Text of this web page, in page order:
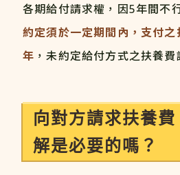
各期給付請求權，因5年間不
約定須於一定期間內，支付
年 ，未約定給付方式之扶養
向對方請求扶養
解是必要的嗎？